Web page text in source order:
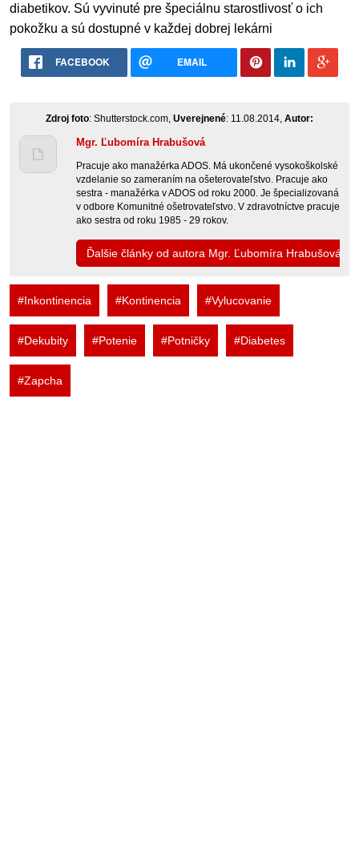
diabetikov. Sú vyvinuté pre špeciálnu starostlivosť o ich
pokožku a sú dostupné v každej dobrej lekárni
FACEBOOK EMAIL
Zdroj foto: Shutterstock.com, Uverejnené: 11.08.2014, Autor:
Mgr. Ľubomíra Hrabušová
Pracuje ako manažérka ADOS. Má ukončené vysokoškolské
vzdelanie so zameraním na ošeterovateľstvo. Pracuje ako
sestra - manažérka v ADOS od roku 2000. Je špecializovaná
v odbore Komunitné ošetrovateľstvo. V zdravotníctve pracuje
ako sestra od roku 1985 - 29 rokov.
Ďalšie články od autora Mgr. Ľubomíra Hrabušová
#Inkontinencia #Kontinencia #Vylucovanie
#Dekubity #Potenie #Potničky #Diabetes
#Zapcha